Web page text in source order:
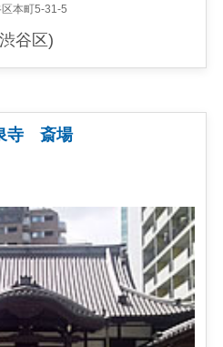
本町5-31-5
谷区)
寺 斎場